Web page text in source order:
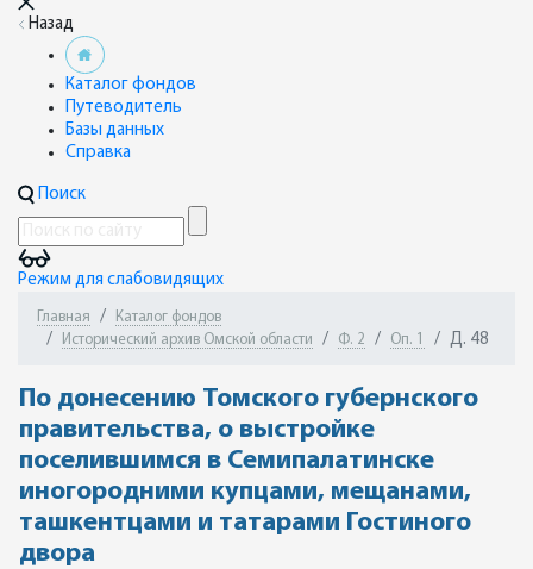
Назад
Каталог фондов
Путеводитель
Базы данных
Справка
Поиск
Режим для слабовидящих
Главная
Каталог фондов
Исторический архив Омской области
Ф. 2 Оп. 1 Д. 48
По донесению Томского губернского
правительства, о выстройке
поселившимся в Семипалатинске
иногородними купцами, мещанами,
ташкентцами и татарами Гостиного
двора